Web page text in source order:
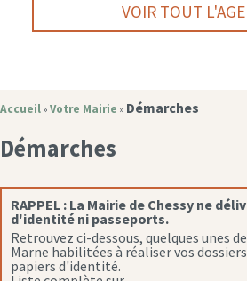
VOIR TOUT
Accueil » Votre Mairie » Démarches
Démarches
RAPPEL : La Mairie de Chessy ne
d'identité ni passeports.
Retrouvez ci-dessous, quelques unes
Marne habilitées à réaliser vos
papiers d'identité.